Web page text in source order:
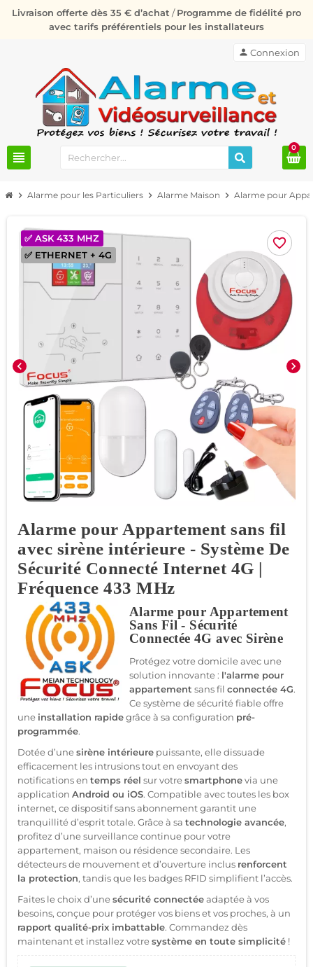
Livraison offerte dès 35 € d’achat /Programme de fidélité pro
avec tarifs préférentiels pour les installateurs
view_headline
person Connexion
0
chevron_right Alarme pour les Particuliers chevron_right Alarme Maison chevron_right Alarme pour
favorite_border
chevron_left chevron_right
✅ ETHERNET + 4G
✅ ASK 433 MHZ
Alarme pour Appartement sans fil
avec sirène intérieure - Système De
Sécurité Connecté Internet 4G |
Fréquence 433 MHz
Alarme pour Appartement
Sans Fil - Sécurité
Connectée 4G avec Sirène
Protégez votre domicile avec une
solution innovante : l'alarme pour
appartement sans fil connectée 4G.
Ce système de sécurité fiable offre
une installation rapidegrâce à sa configuration pré-
programmée.
Dotée d’unesirène intérieure puissante, elle dissuade
efficacement les intrusions tout en envoyant des
notifications en temps réel sur votresmartphonevia une
application Android ou iOS. Compatible avec toutes les box
internet, ce dispositif sans abonnement garantit une
tranquillité d’esprit totale. Grâce à sa technologie avancée,
profitez d’une surveillance continue pour votre
appartement, maison ou résidence secondaire. Les
détecteurs de mouvement et d’ouverture inclus renforcent
la protection, tandis que les badges RFID simplifient l’accès.
Faites le choix d’unesécurité connectéeadaptée à vos
besoins, conçue pour protéger vos biens et vos proches, à un
rapport qualité-prix imbattable. Commandez dès
maintenant et installez votresystème en toute simplicité !